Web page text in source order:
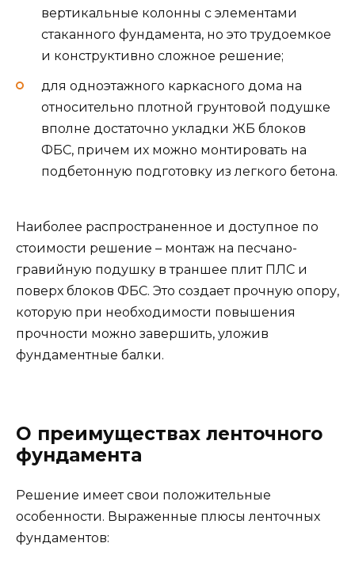
вертикальные колонны с элементами
стаканного фундамента, но это трудоемкое
и конструктивно сложное решение;
для одноэтажного каркасного дома на
относительно плотной грунтовой подушке
вполне достаточно укладки ЖБ блоков
ФБС, причем их можно монтировать на
подбетонную подготовку из легкого бетона.
Наиболее распространенное и доступное по
стоимости решение – монтаж на песчано-
гравийную подушку в траншее плит ПЛС и
поверх блоков ФБС. Это создает прочную опору,
которую при необходимости повышения
прочности можно завершить, уложив
фундаментные балки.
О преимуществах ленточного
фундамента
Решение имеет свои положительные
особенности. Выраженные плюсы ленточных
фундаментов: